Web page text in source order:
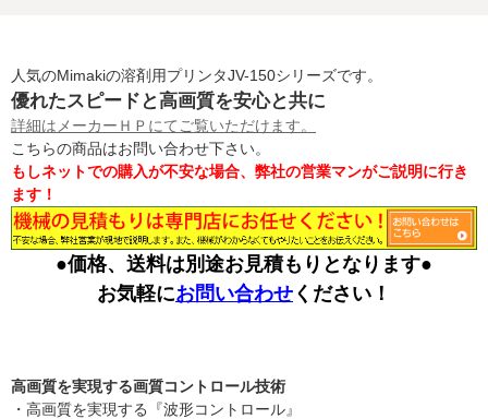
人気のMimakiの溶剤用プリンタJV-150シリーズです。
優れたスピードと高画質を安心と共に
詳細はメーカーＨＰにてご覧いただけます。
こちらの商品はお問い合わせ下さい。
もしネットでの購入が不安な場合、弊社の営業マンがご説明に行き
ます！
●価格、送料は別途お見積もりとなります●
お気軽にお問い合わせ ください！
高画質を実現する画質コントロール技術
・高画質を実現する『波形コントロール』